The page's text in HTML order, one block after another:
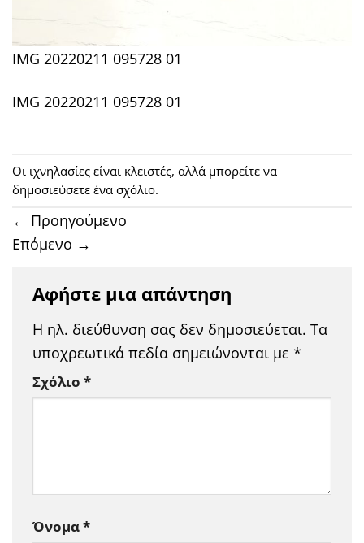
IMG 20220211 095728 01
IMG 20220211 095728 01
Οι ιχνηλασίες είναι κλειστές, αλλά μπορείτε να
δημοσιεύσετε ένα σχόλιο.
← Προηγούμενο
Επόμενο →
Αφήστε μια απάντηση
Η ηλ. διεύθυνση σας δεν δημοσιεύεται. Τα
υποχρεωτικά πεδία σημειώνονται με *
Σχόλιο *
Όνομα*